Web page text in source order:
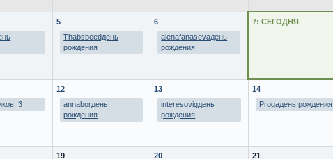
5
Thabsbeedдень
рождения
6
alenafanasevaдень
рождения
7: СЕГОДНЯ
3
12
annaborдень
рождения
13
interesovigдень
рождения
14
Progaдень рождения
19
20
21